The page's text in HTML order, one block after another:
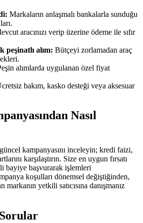
Markaların anlaşmalı bankalarla sunduğu
aracınızı verip üzerine ödeme ile sıfır
peşinatlı alım: Bütçeyi zorlamadan araç
alımlarda uygulanan özel fiyat
bakım, kasko desteği veya aksesuar
Nasıl
kampanyasını inceleyin; kredi faizi,
karşılaştırın. Size en uygun fırsatı
bayiye başvurarak işlemleri
koşulları dönemsel değiştiğinden,
yetkili satıcısına danışmanız